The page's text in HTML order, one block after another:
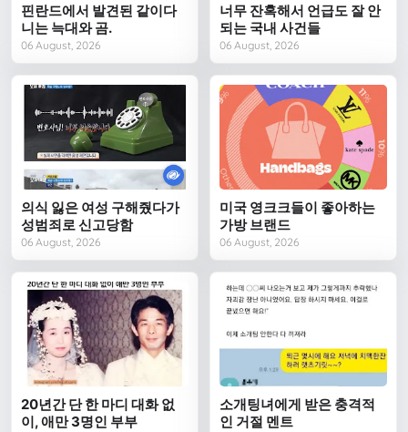
핀란드에서 발견된 같이다
니는 늑대와 곰.
06 August, 2026
너무 잔혹해서 언급도 잘 안
되는 국내 사건들
06 August, 2026
의식 잃은 여성 구해줬다가
성범죄로 신고당함
06 August, 2026
미국 영크크들이 좋아하는
가방 브랜드
06 August, 2026
20년간 단 한 마디 대화 없
이, 애만 3명인 부부
소개팅녀에게 받은 충격적
인 거절 멘트